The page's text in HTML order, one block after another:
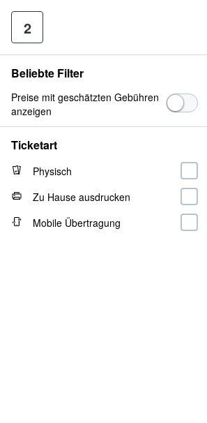
2
Beliebte Filter
Preise mit geschätzten Gebühren
anzeigen
Ticketart
Physisch
Zu Hause ausdrucken
Mobile Übertragung